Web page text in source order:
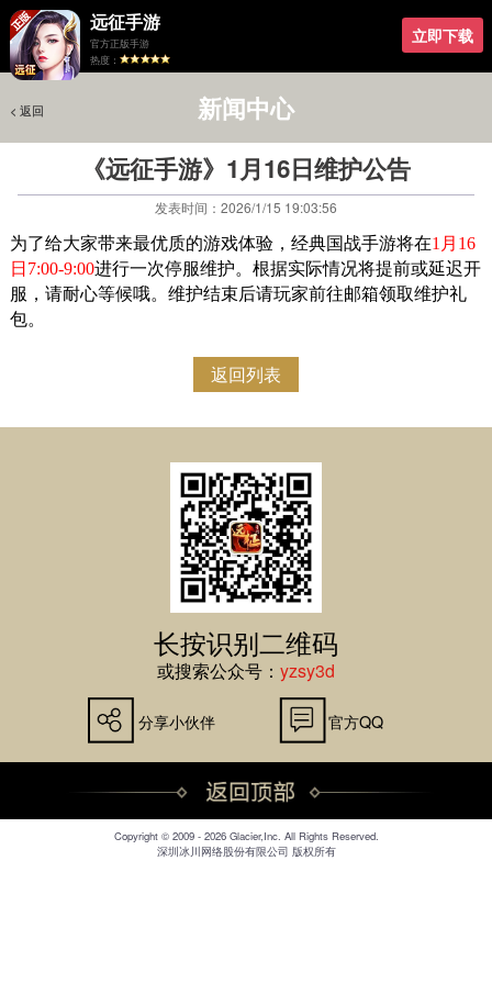
远征手游
官方正版手游
热度：
立即下载
新闻中心
< 返回
< 返回
《远征手游》1月16日维护公告
发表时间：2026/1/15 19:03:56
为了给大家带来最优质的游戏体验，经典国战手游将在1月16
日7:00-9:00进行一次停服维护。根据实际情况将提前或延迟开
服，请耐心等候哦。维护结束后请玩家前往邮箱领取维护礼
包。
返回列表
长按识别二维码
或搜索公众号： yzsy3d
分享小伙伴 官方QQ
Copyright © 2009 - 2026 Glacier,Inc. All Rights Reserved.
深圳冰川网络股份有限公司 版权所有